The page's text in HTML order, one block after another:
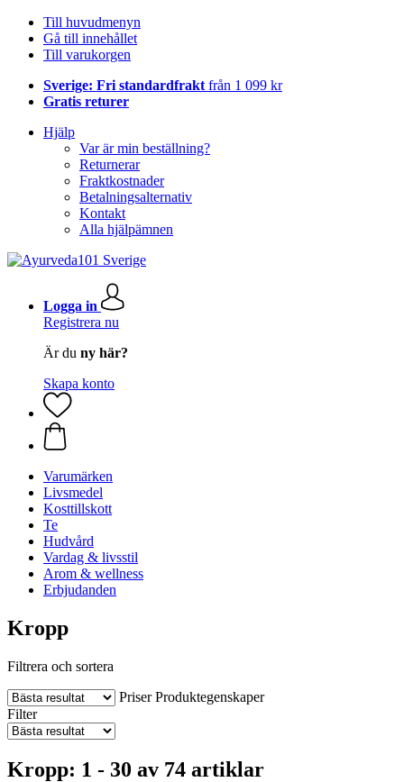
Till huvudmenyn
Gå till innehållet
Till varukorgen
Sverige: Fri standardfrakt från 1 099 kr
Gratis returer
Hjälp
Var är min beställning?
Returnerar
Fraktkostnader
Betalningsalternativ
Kontakt
Alla hjälpämnen
Logga in
Registrera nu
Är du ny här?
Skapa konto
Varumärken
Livsmedel
Kosttillskott
Te
Hudvård
Vardag & livsstil
Arom & wellness
Erbjudanden
Kropp
Filtrera och sortera
Priser Produktegenskaper
Filter
Kropp: 1 - 30 av 74 artiklar